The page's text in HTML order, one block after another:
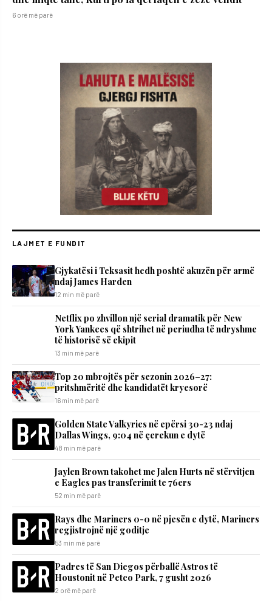
6 orë më parë
LAJMET E FUNDIT
Gjykatësi i Teksasit hedh poshtë akuzën për armë
ndaj James Harden
12 min më parë
Netflix po zhvillon një serial dramatik për New
York Yankees që shtrihet në periudha të ndryshme
të historisë së ekipit
13 min më parë
Top 20 mbrojtës për sezonin 2026–27:
pritshmëritë dhe kandidatët kryesorë
16 min më parë
Golden State Valkyries në epërsi 30-23 ndaj
Dallas Wings, 9:04 në çerekun e dytë
48 min më parë
Jaylen Brown takohet me Jalen Hurts në stërvitjen
e Eagles pas transferimit te 76ers
52 min më parë
Rays dhe Mariners 0-0 në pjesën e dytë, Mariners
regjistrojnë një goditje
53 min më parë
Padres të San Diegos përballë Astros të
Houstonit në Petco Park, 7 gusht 2026
2 orë më parë